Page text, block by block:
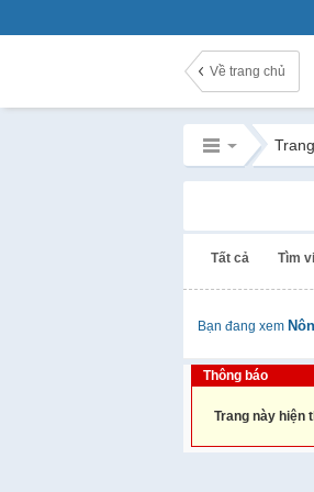
Về trang chủ
Tất cả Tìm
Bạn đang xem
Thông báo
Trang này hiện